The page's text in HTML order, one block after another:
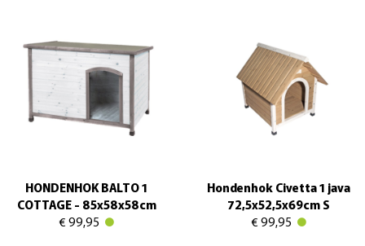
HONDENHOK BALTO 1
COTTAGE - 85x58x58cm
€ 99,95
Hondenhok Civetta 1 java
72,5x52,5x69cm S
€ 99,95